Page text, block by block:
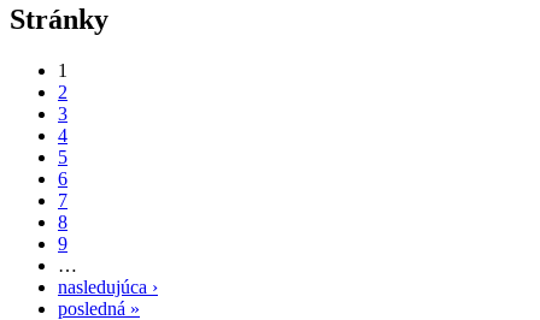
Stránky
1
2
3
4
5
6
7
8
9
…
nasledujúca ›
posledná »